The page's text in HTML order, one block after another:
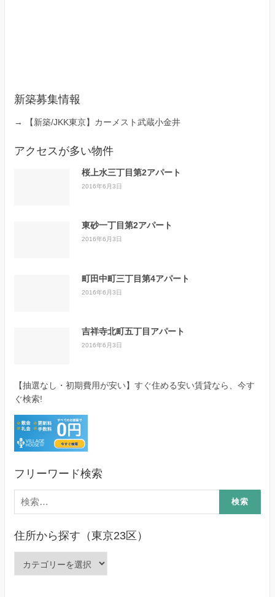
新築募集情報
→ 【新築/JKK東京】カーメスト武蔵小金井
アクセスが多い物件
桜上水三丁目第2アパート
2016年6月3日
東砂一丁目第2アパート
2016年6月3日
町田中町三丁目第4アパート
2016年6月3日
吉祥寺北町五丁目アパート
2016年6月3日
【抽選なし・初期費用が安い】すぐ住める安い賃貸なら、今す
ぐ検索!
フリーワード検索
検
索:
住所から探す（東京23区）